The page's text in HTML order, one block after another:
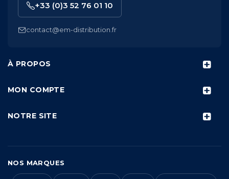
À PROPOS
MON COMPTE
NOTRE SITE
+33 (0)3 52 76 01 10
contact@em-distribution.fr
NOS MARQUES